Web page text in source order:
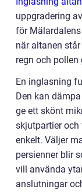
uppgradering
för
när altanen
regn och pollen
En inglasning
Den kan
ge ett skönt
skjutpartier och
enkelt. Väljer
persienner blir
vill använda
anslutningar